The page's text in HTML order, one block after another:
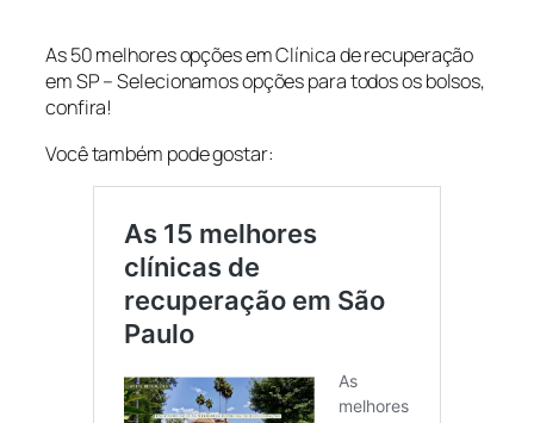
As 50 melhores opções em Clínica de recuperação
em SP – Selecionamos opções para todos os bolsos,
confira!
Você também pode gostar: